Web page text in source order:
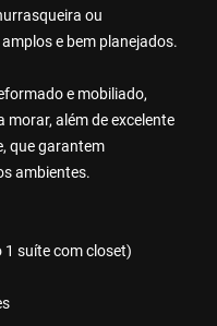
ou
e bem planejados.
e mobiliado,
além de excelente
que garantem
ambientes.
suíte com closet)